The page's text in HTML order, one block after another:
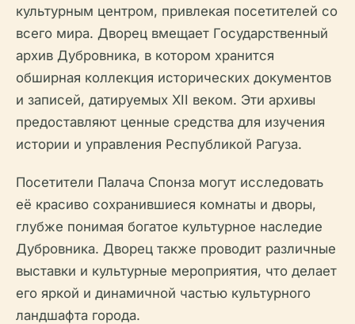
культурным центром, привлекая посетителей со
всего мира. Дворец вмещает Государственный
архив Дубровника, в котором хранится
обширная коллекция исторических документов
и записей, датируемых XII веком. Эти архивы
предоставляют ценные средства для изучения
истории и управления Республикой Рагуза.
Посетители Палача Спонза могут исследовать
её красиво сохранившиеся комнаты и дворы,
глубже понимая богатое культурное наследие
Дубровника. Дворец также проводит различные
выставки и культурные мероприятия, что делает
его яркой и динамичной частью культурного
ландшафта города.